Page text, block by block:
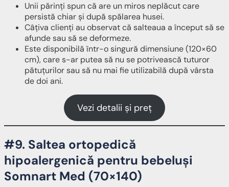
Unii părinți spun că are un miros neplăcut care
persistă chiar și după spălarea husei.
Câțiva clienți au observat că salteaua a început să se
afunde sau să se deformeze.
Este disponibilă într-o singură dimensiune (120×60
cm), care s-ar putea să nu se potrivească tuturor
pătuțurilor sau să nu mai fie utilizabilă după vârsta
de doi ani.
Vezi detalii și preț
#9. Saltea ortopedică
hipoalergenică pentru bebeluși
Somnart Med (70×140)